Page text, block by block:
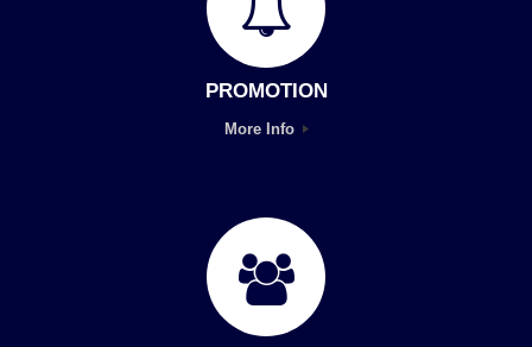
PROMOTION
More Info